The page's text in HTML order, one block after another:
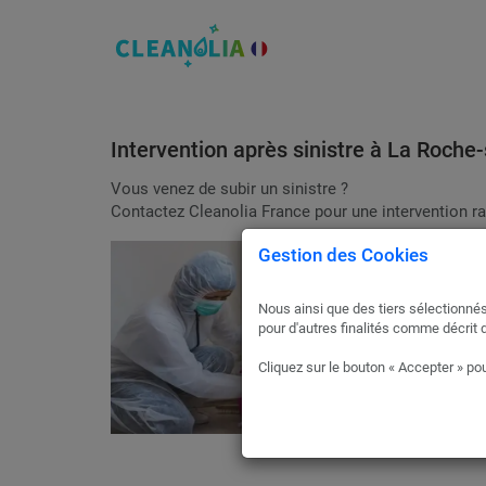
Intervention après sinistre à La
Vous venez de subir un sinistre ?
Contactez Cleanolia France pour une intervention
Gestion des Cookies
Nous ainsi que des tiers
pour d'autres finalités comme décrit
Cliquez sur le bouton « Accepter »